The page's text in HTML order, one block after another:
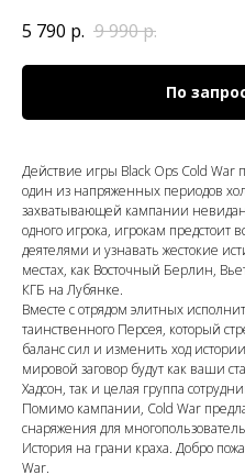
5 790 р. 9 990р.
По
Действие игры Black Ops Cold War
один из напряженных периодов
захватывающей кампании
одного игрока, игрокам предстоит
деятелями и узнавать жестокие
местах, как Восточный Берлин,
КГБ на Лубянке.
Вместе с отрядом элитных
таинственного Персея, который
баланс сил и изменить ход
мировой заговор будут как ваши
Хадсон, так и целая группа
Помимо кампании, Cold War
снаряжения для
История на грани краха. Добро
War.